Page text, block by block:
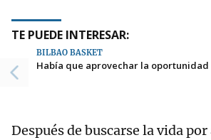
TE PUEDE INTERESAR:
BILBAO BASKET
Había que aprovechar la oportunidad
Después de buscarse la vida